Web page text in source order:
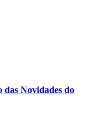
das Novidades do